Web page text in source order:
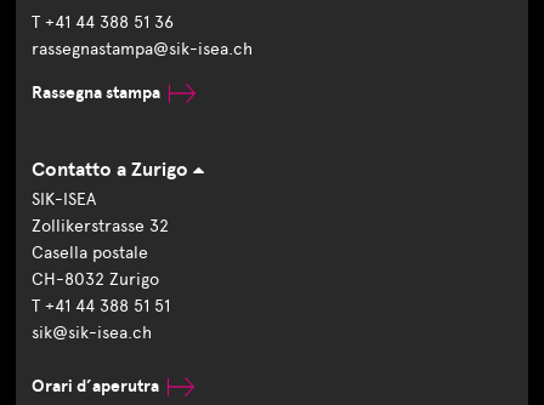
T +41 44 388 51 36
rassegnastampa@sik-isea.ch
Rassegna stampa
Contatto a Zurigo
SIK-ISEA
Zollikerstrasse 32
Casella postale
CH-8032 Zurigo
T +41 44 388 51 51
sik@sik-isea.ch
Orari d’aperutra